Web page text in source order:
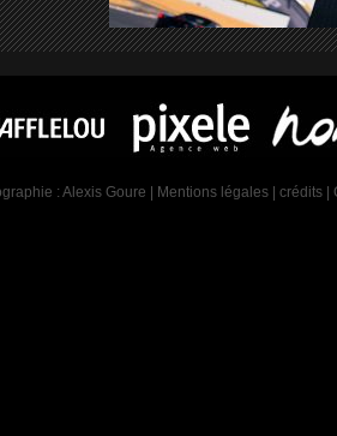
: Alexis Goure Mentions légales crédits